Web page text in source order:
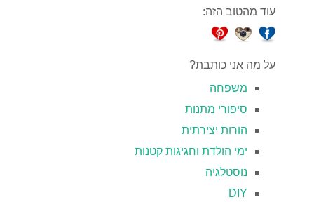
עוד מהטוב הזה:
על מה אני כותבת?
משפחה
סיפורי מתנות
הורות יצירתית
ימי הולדת וחגיגות קטנות
נוסטלגיה
DIY